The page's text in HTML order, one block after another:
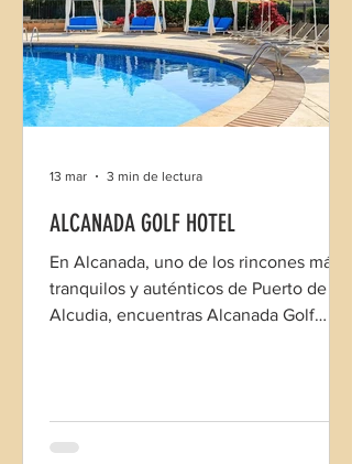
ALCANADA GOLF HOTEL
En Alcanada, uno de los rincones más
tranquilos y auténticos de Puerto de
Alcudia, encuentras Alcanada Golf
Oferta residentes abril con desayuno.
13 mar 3 min de lectura